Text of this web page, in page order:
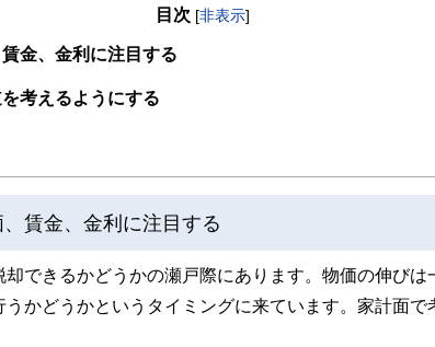
スパートバンク」にCFP®資格保持者として登録。
目次 [非表示]
金、金利に注目する
考えるようにする
賃金、金利に注目する
できるかどうかの瀬戸際にあります。物価の伸び
かどうかというタイミングに来ています。家計面で